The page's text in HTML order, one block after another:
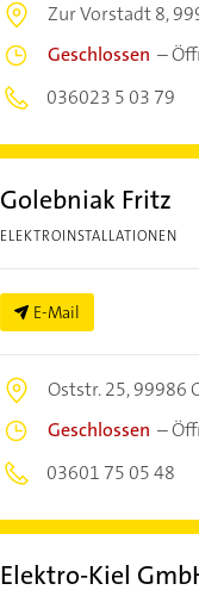
Zur Vorstadt 8,
Geschlossen –
036023 5 03 79
Golebniak Fritz
ELEKTROINSTALLATIONEN
E-Mail
Oststr. 25,99986
Geschlossen –
03601 75 05 48
Elektro-Kiel